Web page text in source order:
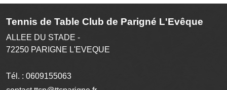
Tennis de Table Club de Parigné L'Evêque
ALLEE DU STADE -
72250 PARIGNE L'EVEQUE
Tél. : 0609155063